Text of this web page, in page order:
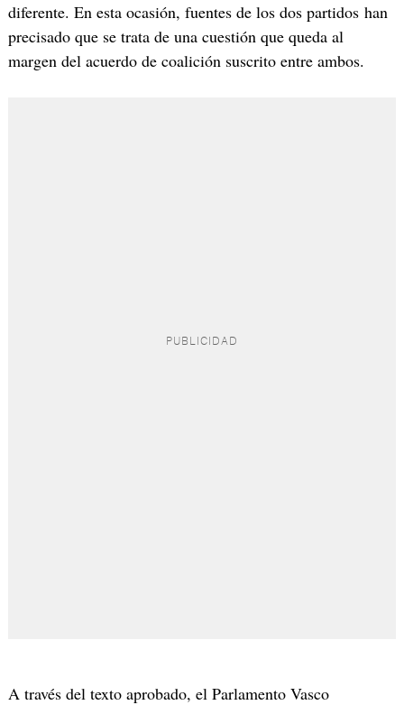
diferente. En esta ocasión, fuentes de los dos partidos han
precisado que se trata de una cuestión que queda al
margen del acuerdo de coalición suscrito entre ambos.
A través del texto aprobado, el Parlamento Vasco